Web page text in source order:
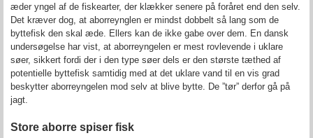
æder yngel af de fiskearter, der klækker senere på foråret end den selv.
Det kræver dog, at aborreynglen er mindst dobbelt så lang som de
byttefisk den skal æde. Ellers kan de ikke gabe over dem. En dansk
undersøgelse har vist, at aborreyngelen er mest rovlevende i uklare
søer, sikkert fordi der i den type søer dels er den største tæthed af
potentielle byttefisk samtidig med at det uklare vand til en vis grad
beskytter aborreyngelen mod selv at blive bytte. De ”tør” derfor gå på
jagt.
Store aborre spiser fisk